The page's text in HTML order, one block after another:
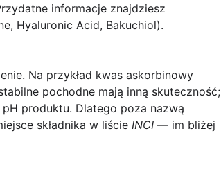
informacje znajdziesz
Hyaluronic Acid, Bakuchiol).
Na przykład kwas askorbinowy
pochodne mają inną skuteczność;
produktu. Dlatego poza nazwą
składnika w liście INCI — im bliżej